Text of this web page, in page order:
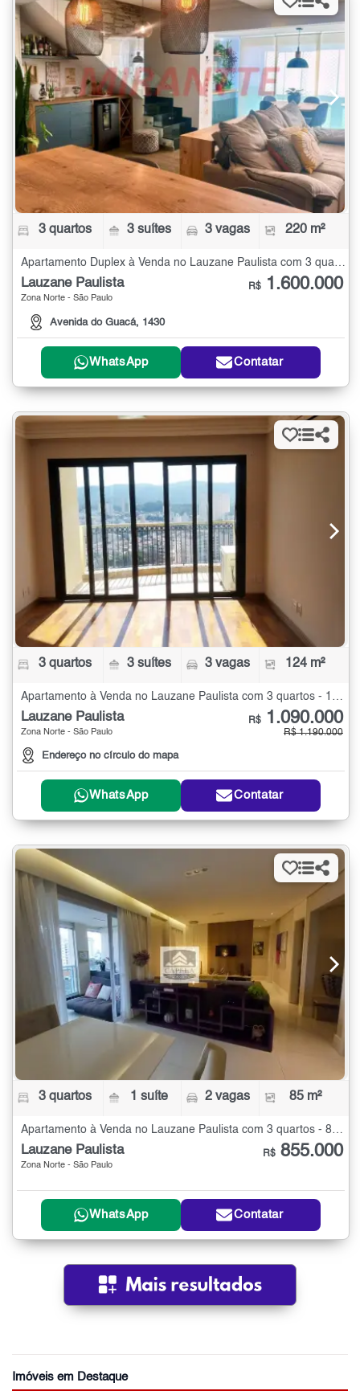
3 quartos 3 suítes 3 vagas 220 m²
Apartamento Duplex à Venda no Lauzane Paulista com 3 quartos - 220 m²
Lauzane Paulista
Zona Norte - São Paulo
Avenida do Guacá, 1430
R$ 1.600.000
WhatsApp Contatar
3 quartos 3 suítes 3 vagas 124 m²
Lauzane Paulista
Zona Norte - São Paulo
Endereço no círculo do mapa
R$ 1.090.000
R$ 1.190.000
WhatsApp Contatar
3 quartos 1 suíte 2 vagas 85 m²
Lauzane Paulista
Zona Norte - São Paulo
R$ 855.000
WhatsApp Contatar
Imóveis em Destaque